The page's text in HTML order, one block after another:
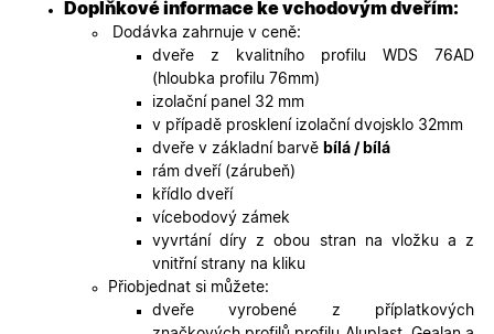
Doplňkové informace ke vchodovým dveřím:
Dodávka zahrnuje v ceně:
dveře z kvalitního profilu WDS 76AD
(hloubka profilu 76mm)
izolační panel 32 mm
v případě prosklení izolační dvojsklo 32mm
dveře v základní barvě bílá / bílá
rám dveří (zárubeň)
křídlo dveří
vícebodový zámek
vyvrtání díry z obou stran na vložku a z
vnitřní strany na kliku
Přiobjednat si můžete:
dveře vyrobené z příplatkových
X-Inspishop-User-
Variant
oknadverenamiru.cz
1
Tento
specifické
__cf_bm
Cloudflare Inc.
roboty.
podávat
platné
ochrany osobních údajů společnosti Google